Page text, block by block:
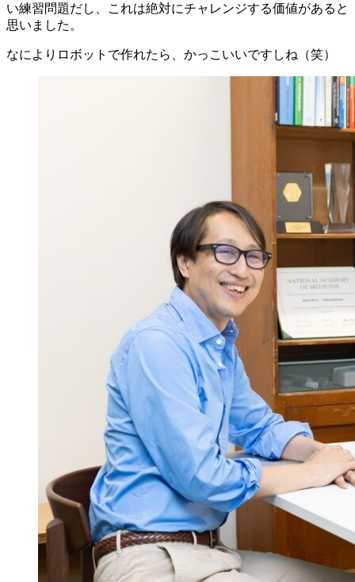
い練習問題だし、 これは絶対にチャレンジする価値があると
思いました。
なに より ロボットで作れたら、 かっこいいですしね （笑）